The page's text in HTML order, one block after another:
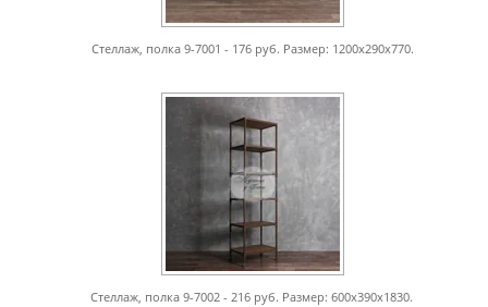
Стеллаж, полка 9-7001 - 176 руб. Размер: 1200х290х770.
Стеллаж, полка 9-7002 - 216 руб. Размер: 600х390х1830.